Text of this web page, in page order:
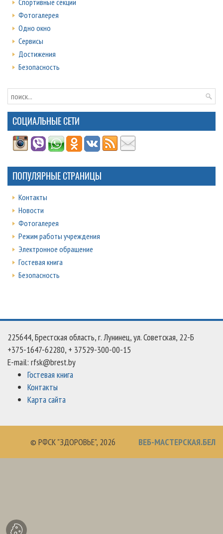
Фотогалерея
Одно окно
Сервисы
Достижения
Безопасность
СОЦИАЛЬНЫЕ СЕТИ
ПОПУЛЯРНЫЕ СТРАНИЦЫ
Контакты
Новости
Фотогалерея
Режим работы учреждения
Электронное обращение
Гостевая книга
Безопасность
225644, Брестская область, г. Лунинец, ул. Советская, 22-Б
+375-1647-62280, + 37529-300-00-15
E-mail: rfsk@brest.by
Гостевая книга
Контакты
Карта сайта
© РФСК "ЗДОРОВЬЕ", 2026 ВЕБ-МАСТЕРСКАЯ.БЕЛ